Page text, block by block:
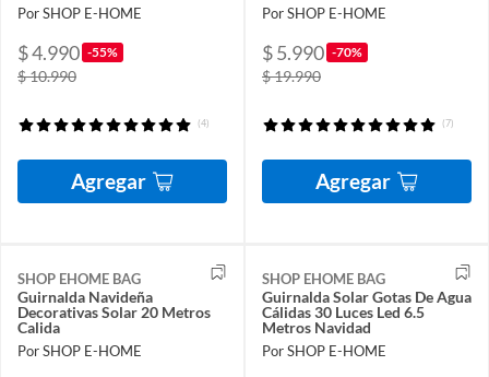
Por SHOP E-HOME
$ 4.990 -55%
$ 10.990
(4)
Agregar
Por SHOP E-HOME
$ 5.990 -70%
$ 19.990
(7)
Agregar
SHOP EHOME BAG
Guirnalda Navideña
Decorativas Solar 20 Metros
Calida
Por SHOP E-HOME
SHOP EHOME BAG
Guirnalda Solar Gotas De Agua
Cálidas 30 Luces Led 6.5
Metros Navidad
Por SHOP E-HOME